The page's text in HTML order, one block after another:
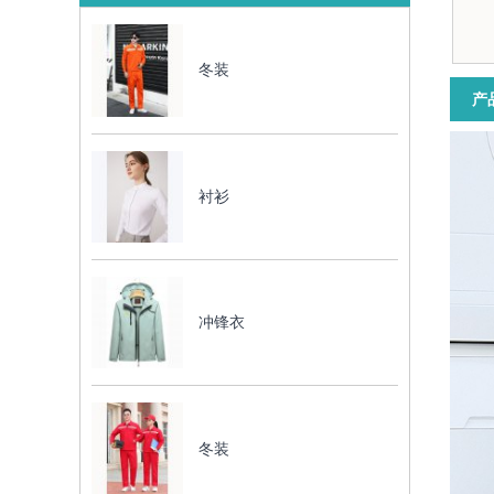
冬装
衬衫
冲锋衣
冬装
产